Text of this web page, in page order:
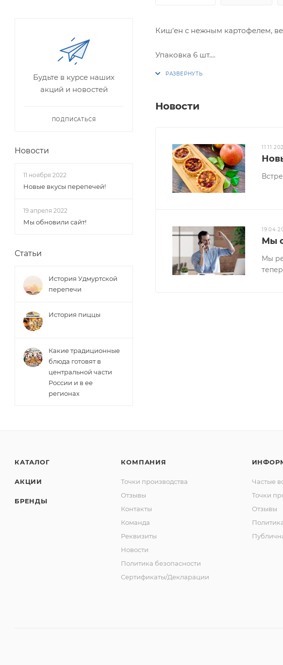
Киш'ен с нежным картофелем,
Упаковка 6 шт.
Вес коробки: 600-650 гр.
Новости
Мы
Мы
Будьте в курсе наших
акций и новостей
ПОДПИСАТЬСЯ
Новости
11 ноября 2022
Новые вкусы перепечей!
19 апреля 2022
Мы обновили сайт!
Статьи
История Удмуртской
перепечи
История пиццы
Какие традиционные
блюда готовят в
центральной части
России и в ее
регионах
КАТАЛОГ
АКЦИИ
БРЕНДЫ
КОМПАНИЯ
Точки производства
Отзывы
Контакты
Команда
Реквизиты
Новости
Политика безопасности
Сертификаты/Декларации
Частые
Точки
Отзывы